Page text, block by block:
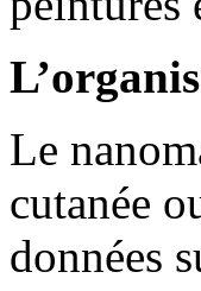
Le
cutanée
données